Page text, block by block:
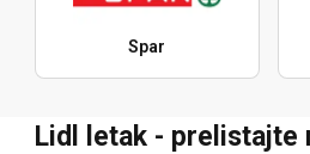
Spar
Lidl letak - prelistajte